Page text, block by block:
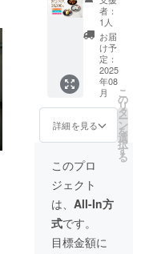
があり
ます。
※海外へ
の発送
は行っ
ており
ません
ので、
ご注意
くださ
い。
ルや注
意書き
をご確
認くだ
い。」
※冷凍
クール
お届け
致しま
到着後
は、速
やかに
冷凍庫
に保存
し、召
し上が
材料及
び添加
物等の
食品表
示はお
届け商
表記さ
れま
品開封
前には
必ずお
届けの
リター
ンに貼
付され
いて】
・重
量：鬼
まん
じゅう
約85g、
大福 約
70g/1個
・保存
方法：
消費期
限もし
くは賞
味期
造日か
ら約1ヶ
製わら
び餅で
す。 鬼
まん
じゅ
う、大
福の各
３パ
ターン
より組
択して
い。
【アレ
につい
て】 鬼
15,000
さつま
芋≪紅
まさり
≫で作
る鬼ま
んじゅ
う、≪
国産餡
た柔ら
福。 き
なこ・
黒糖
（別添
え）付
個ず
つ、わ
らび餅8
個セッ
トコー
ス】 <
オカヨ
シ特製>
鬼まん
じゅう
＆大
個ず
つ、特
製わら
び餅8個
のセッ
ト
20,000
円 国産
者：
1人
お届
け予
定：
2025
年08
月
詳細を見る
こ
の
リ
タ
ー
ン
を
選
択
す
る
このプロ
ジェクト
は、 All-In方
式です。
目標金額に